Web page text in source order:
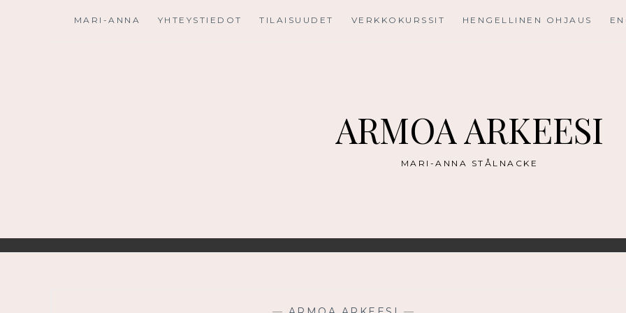
MARI-ANNA YHTEYSTIEDOT TILAISUUDET VERKKOKURSSIT HENGELLINEN OHJAUS
ARMOA ARKEESI
MARI-ANNA STÅLNACKE